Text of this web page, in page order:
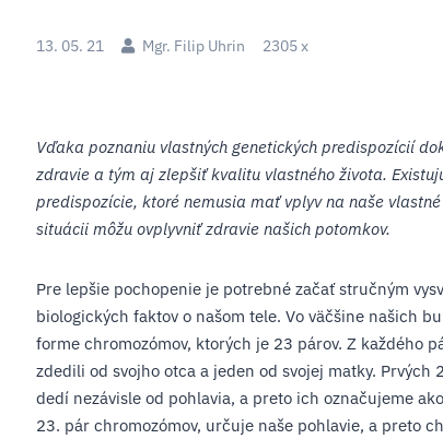
13. 05. 21 Mgr. Filip Uhrin 2305 x
Vďaka poznaniu vlastných genetických predispozícií
zdravie a tým aj zlepšiť kvalitu vlastného života.
predispozície, ktoré nemusia mať vplyv na naše
situácii môžu ovplyvniť zdravie našich potomkov.
Pre lepšie pochopenie je potrebné začať stručným
biologických faktov o našom tele. Vo väčšine našich
forme chromozómov, ktorých je 23 párov. Z každého
zdedili od svojho otca a jeden od svojej matky. Prvých
dedí nezávisle od pohlavia, a preto ich označujeme
23. pár chromozómov, určuje naše pohlavie, a preto